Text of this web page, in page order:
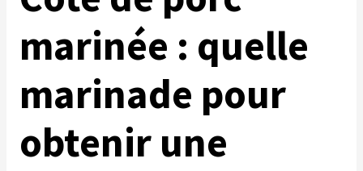
marinée : quelle
marinade pour
obtenir une